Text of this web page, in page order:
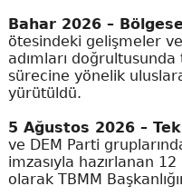
Bahar 2026 –
ötesindeki gelişmeler
adımları
sürecine yönelik
yürütüldü.
5 Ağustos 2026 –
ve DEM Parti
imzasıyla hazırlanan
olarak TBMM